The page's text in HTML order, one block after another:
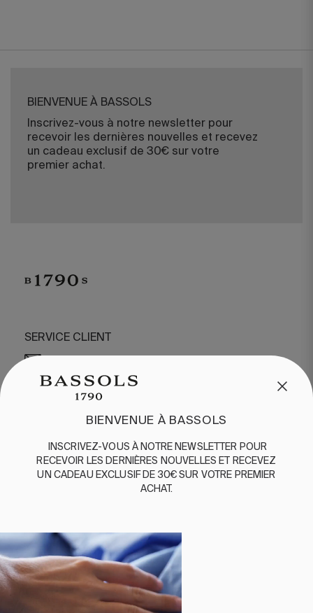
BIENVENUE À BASSOLS
Inscrivez-vous à notre newsletter pour
recevoir les dernières nouvelles et recevez
un cadeau exclusif de 30€ sur votre
premier achat.
BASSOLS
SERVICE CLIENT
QUESTIONS FRÉQUENTES
EXPÉDITION ET RETOURS
ESPAÑOL / FRANÇAIS
TERMES ET CONDITIONS POLITIQUE DE CONFIDENTIALITÉ
SUIVEZ-NOUS
BIENVENUE À BASSOLS
INSCRIVEZ-VOUS À NOTRE NEWSLETTER POUR
RECEVOIR LES DERNIÈRES NOUVELLES ET RECEVEZ
UN CADEAU EXCLUSIF DE 30€SUR VOTRE PREMIER
ACHAT.